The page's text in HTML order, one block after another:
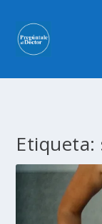
Etiqueta: